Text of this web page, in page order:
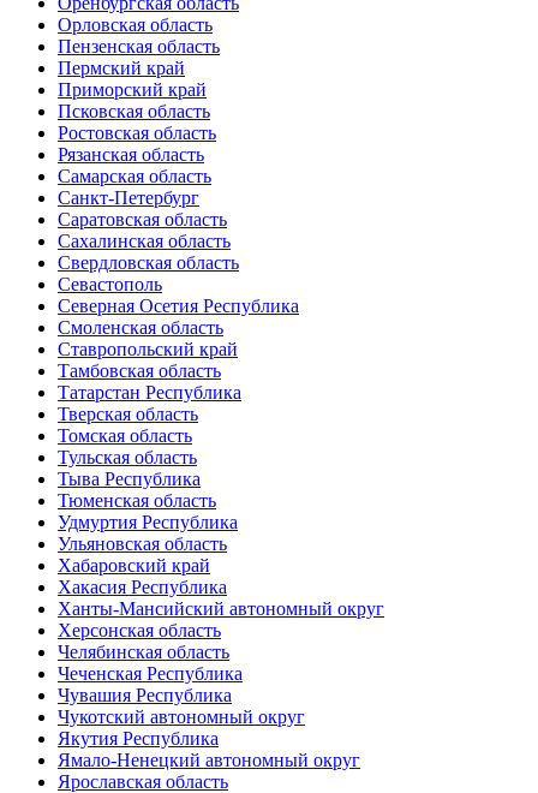
Орловская область
Пензенская область
Пермский край
Приморский край
Псковская область
Ростовская область
Рязанская область
Самарская область
Санкт-Петербург
Саратовская область
Сахалинская область
Свердловская область
Севастополь
Северная Осетия Республика
Смоленская область
Ставропольский край
Тамбовская область
Татарстан Республика
Тверская область
Томская область
Тульская область
Тыва Республика
Тюменская область
Удмуртия Республика
Ульяновская область
Хабаровский край
Хакасия Республика
Ханты-Мансийский автономный округ
Херсонская область
Челябинская область
Чеченская Республика
Чувашия Республика
Чукотский автономный округ
Якутия Республика
Ямало-Ненецкий автономный округ
Ярославская область